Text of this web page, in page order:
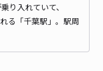
り入れていて、
る「千葉駅」。駅周